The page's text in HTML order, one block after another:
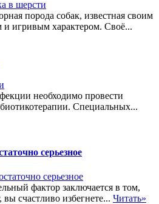
порода собак, известная своим
игривым характером. Своё...
необходимо провести
Специальных...
серьезное
фактор заключается в том,
вы счастливо избегнете... Читать»